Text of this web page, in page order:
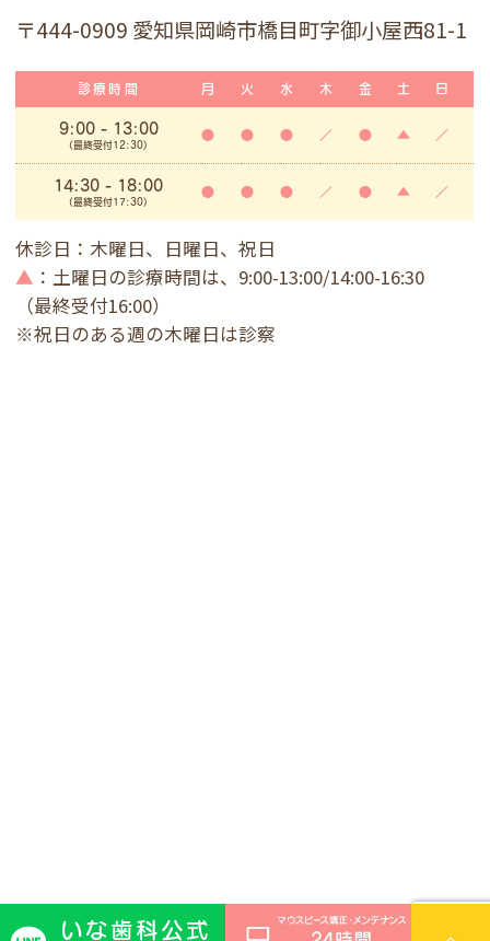
〒444-0909 愛知県岡崎市橋目町字御小屋西81-1
診療時間 月 火 水 木 金 土 日
9:00- 13:00
(最終受付12:30)
● ● ● ／ ● ▲ ／
14:30 - 18:00
(最終受付17:30)
● ● ● ／ ● ▲ ／
休診日：木曜日、日曜日、祝日
▲ ：土曜日の診療時間は、9:00-13:00/14:00-16:30
（最終受付16:00）
※祝日のある週の木曜日は診察
いな歯科公式